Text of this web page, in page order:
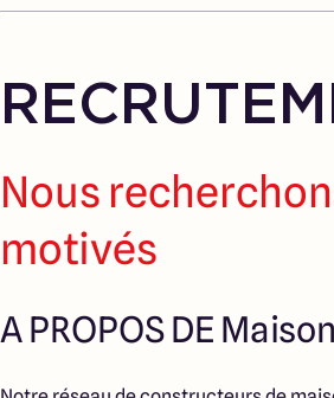
Nous
motivés
A PROPOS DE